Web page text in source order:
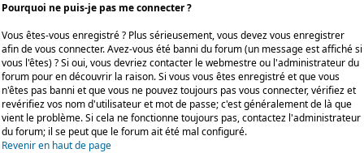
Pourquoi ne puis-je pas me connecter ?
Vous êtes-vous enregistré ? Plus sérieusement, vous devez vous enregistrer
afin de vous connecter. Avez-vous été banni du forum (un message est affiché si
vous l'êtes) ? Si oui, vous devriez contacter le webmestre ou l'administrateur du
forum pour en découvrir la raison. Si vous vous êtes enregistré et que vous
n'êtes pas banni et que vous ne pouvez toujours pas vous connecter, vérifiez et
revérifiez vos nom d'utilisateur et mot de passe; c'est généralement de là que
vient le problème. Si cela ne fonctionne toujours pas, contactez l'administrateur
du forum; il se peut que le forum ait été mal configuré.
Revenir en haut de page